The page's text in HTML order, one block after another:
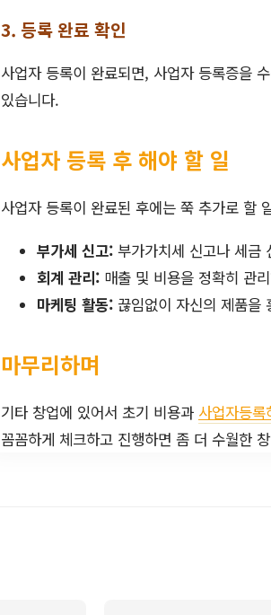
3. 등록 완료 확인
사업자 등록이 완료되면, 사업자 등록증을
있습니다.
사업자 등록 후 해야 할 일
사업자 등록이 완료된 후에는 쭉 추가로 할
부가세 신고: 부가가치세 신고나 세금
회계 관리: 매출 및 비용을 정확히 관
마케팅 활동: 끊임없이 자신의 제품을
마무리하며
기타 창업에 있어서 초기 비용과 사업자등록
꼼꼼하게 체크하고 진행하면 좀 더 수월한